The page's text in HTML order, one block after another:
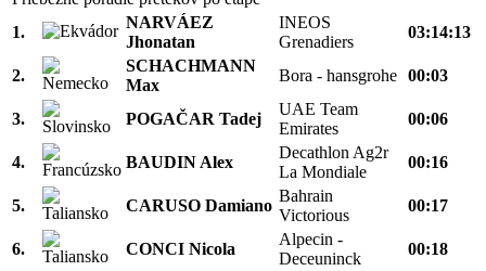
1.
NARVÁEZ
Jhonatan
INEOS
Grenadiers
03:14:13
2.
SCHACHMANN
Max
Bora - hansgrohe 00:03
3. POGAČAR Tadej
UAE Team
Emirates
00:06
4. BAUDIN Alex
Decathlon Ag2r
La Mondiale
00:16
5. CARUSO Damiano
Bahrain
Victorious
00:17
6. CONCI Nicola
Alpecin -
Deceuninck
00:18